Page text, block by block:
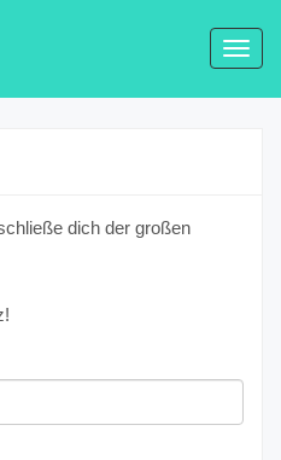
dich der großen